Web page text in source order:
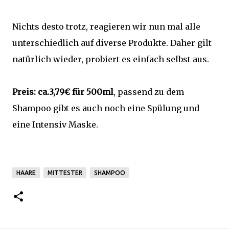
Nichts desto trotz, reagieren wir nun mal alle
unterschiedlich auf diverse Produkte. Daher gilt
natürlich wieder, probiert es einfach selbst aus.
Preis: ca.3,79€ für 500ml, passend zu dem
Shampoo gibt es auch noch eine Spülung und
eine Intensiv Maske.
HAARE MITTESTER SHAMPOO